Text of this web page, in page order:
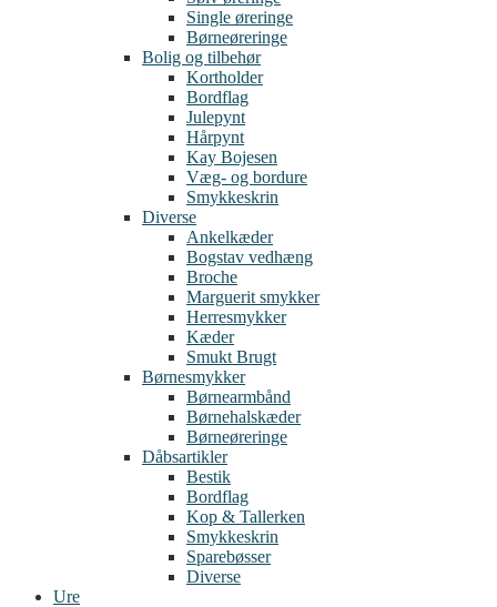
Single øreringe
Børneøreringe
Bolig og tilbehør
Kortholder
Bordflag
Julepynt
Hårpynt
Kay Bojesen
Væg- og bordure
Smykkeskrin
Diverse
Ankelkæder
Bogstav vedhæng
Broche
Marguerit smykker
Herresmykker
Kæder
Smukt Brugt
Børnesmykker
Børnearmbånd
Børnehalskæder
Børneøreringe
Dåbsartikler
Bestik
Bordflag
Kop & Tallerken
Smykkeskrin
Sparebøsser
Diverse
Ure